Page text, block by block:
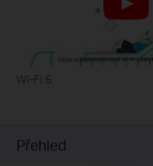
Wi-Fi 6
Přehled